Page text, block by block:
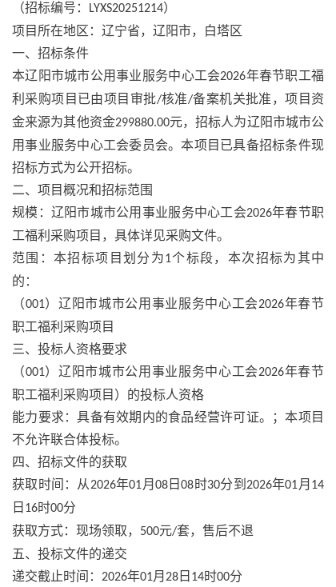
（招标编号：
LYXS20251214）
项目所在地区：辽宁省，辽阳市，白塔区
一、招标条件
本辽阳市城市公用事业服务中心工会2026年春节职工福
利采购项目已由项目审批/核准/备案机关批准，项目资
金来源为其他资金299880.00元，招标人为辽阳市城市公
用事业服务中心工会委员会。本项目已具备招标条件现
招标方式为公开招标。
二、项目概况和招标范围
规模：辽阳市城市公用事业服务中心工会2026年春节职
工福利采购项目，具体详见采购文件。
范围：本招标项目划分为1个标段，本次招标为其中
的：
（001）辽阳市城市公用事业服务中心工会2026年春节
职工福利采购项目
三、投标人资格要求
（001）辽阳市城市公用事业服务中心工会2026年春节
职工福利采购项目）的投标人资格
能力要求：具备有效期内的食品经营许可证。；本项目
不允许联合体投标。
四、招标文件的获取
获取时间：从2026年01月 08日08时30分到 2026年01月 14
日 16时00分
获取方式：现场领取， 500元/套，售后不退
五、投标文件的递交
递交截止时间： 2026年01月 28 日 14时00分